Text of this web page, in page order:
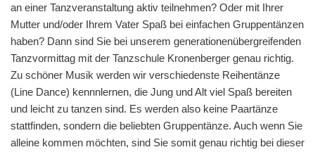
an einer Tanzveranstaltung aktiv teilnehmen? Oder mit Ihrer
Mutter und/oder Ihrem Vater Spaß bei einfachen Gruppentänzen
haben? Dann sind Sie bei unserem generationenübergreifenden
Tanzvormittag mit der Tanzschule Kronenberger genau richtig.
Zu schöner Musik werden wir verschiedenste Reihentänze
(Line Dance) kennnlernen, die Jung und Alt viel Spaß bereiten
und leicht zu tanzen sind. Es werden also keine Paartänze
stattfinden, sondern die beliebten Gruppentänze. Auch wenn Sie
alleine kommen möchten, sind Sie somit genau richtig bei dieser